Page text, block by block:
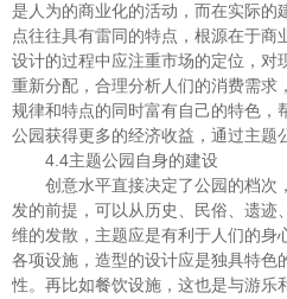
是人为的商业化的活动，而在实际的
点往往具有雷同的特点，根源在于商
设计的过程中应注重市场的定位，对
重新分配，合理分析人们的消费需求
规律和特点的同时富有自己的特色，
公园获得更多的经济收益，通过主题
4.4主题公园自身的建设
创意水平直接决定了公园的档次
发的前提，可以从历史、民俗、遗迹
维的发散，主题应是有利于人们的身
各项设施，造型的设计应是独具特色
性。再比如餐饮设施，这也是与游乐